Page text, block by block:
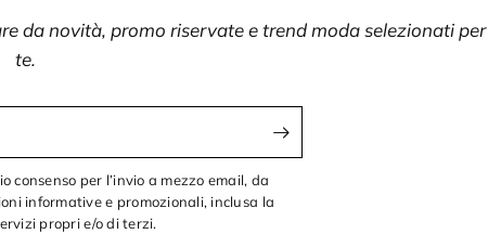
da novità, promo riservate e trend moda selezionati per
te.
consenso per l’invio a mezzo email, da
informative e promozionali, inclusa la
propri e/o di terzi.